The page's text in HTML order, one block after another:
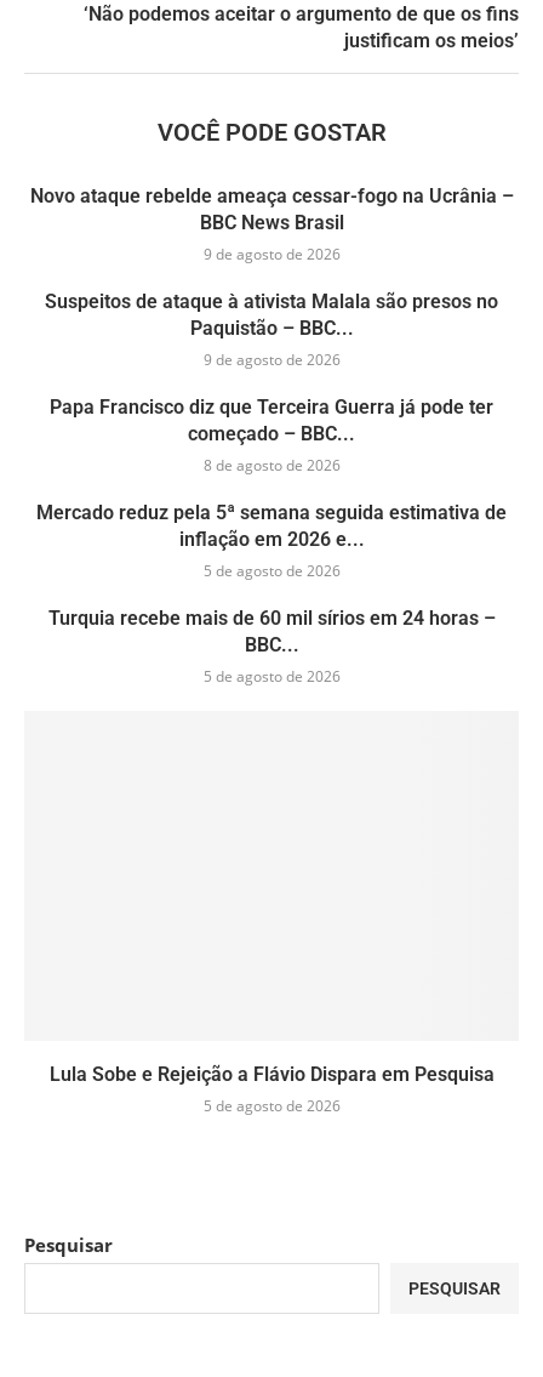
‘Não podemos aceitar o argumento de que os fins
justificam os meios’
VOCÊ PODE GOSTAR
Novo ataque rebelde ameaça cessar-fogo na Ucrânia –
BBC News Brasil
9 de agosto de 2026
Suspeitos de ataque à ativista Malala são presos no
Paquistão – BBC...
9 de agosto de 2026
Papa Francisco diz que Terceira Guerra já pode ter
começado – BBC...
8 de agosto de 2026
Mercado reduz pela 5ª semana seguida estimativa de
inflação em 2026 e...
5 de agosto de 2026
Turquia recebe mais de 60 mil sírios em 24 horas –
BBC...
5 de agosto de 2026
Lula Sobe e Rejeição a Flávio Dispara em Pesquisa
5 de agosto de 2026
Pesquisar
PESQUISAR